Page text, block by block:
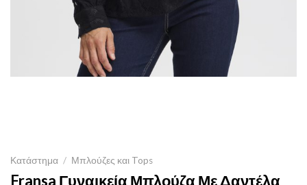
Κατάστημα / Μπλούζες και Tops
Fransa Γυναικεία Μπλούζα Με Δαντέλα